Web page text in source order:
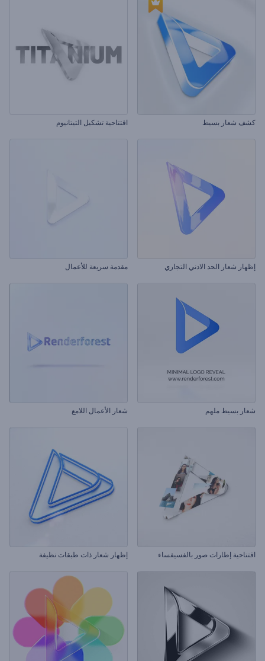
كشف شعار بسيط افتتاحية تشكيل التيتانيوم
إظهار شعار الحد الادني التجاري مقدمة سريعة للأعمال
شعار بسيط ملهم شعار الأعمال اللامع
افتتاحية إطارات صور بالفسيفساء إظهار شعار ذات طبقات نظيفة